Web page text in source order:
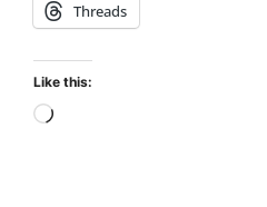
Threads
Like this: